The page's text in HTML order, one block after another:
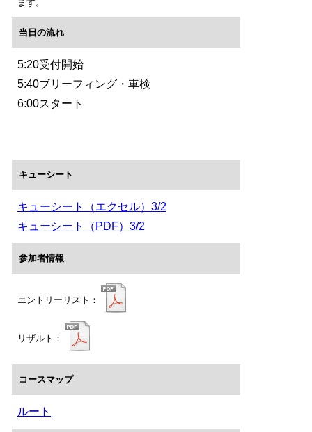
ます。
当日の流れ
5:20受付開始
5:40ブリーフィング・車検
6:00スタート
キューシート
キューシート（エクセル）3/2
キューシート（PDF）3/2
参加者情報
エントリーリスト：
リザルト：
コースマップ
ルート